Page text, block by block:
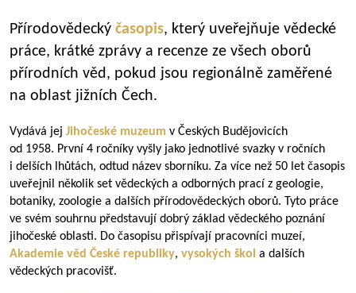
Přírodovědecký časopis, který uveřejňuje vědecké
práce, krátké zprávy a recenze ze všech oborů
přírodních věd, pokud jsou regionálně zaměřené
na oblast jižních Čech.
Vydává jej Jihočeské muzeum v Českých Budějovicích
od 1958. První 4 ročníky vyšly jako jednotlivé svazky v ročních
i delších lhůtách, odtud název sborníku. Za více než 50 let časopis
uveřejnil několik set vědeckých a odborných prací z geologie,
botaniky, zoologie a dalších přírodovědeckých oborů. Tyto práce
ve svém souhrnu představují dobrý základ vědeckého poznání
jihočeské oblasti. Do časopisu přispívají pracovníci muzeí,
Akademie věd České republiky, vysokých škol a dalších
vědeckých pracovišť.